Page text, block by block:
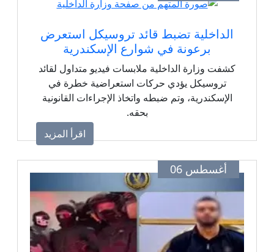
الداخلية تضبط قائد تروسيكل استعرض
برعونة في شوارع الإسكندرية
كشفت وزارة الداخلية ملابسات فيديو متداول لقائد
تروسيكل يؤدي حركات استعراضية خطرة في
الإسكندرية، وتم ضبطه واتخاذ الإجراءات القانونية
بحقه.
اقرأ المزيد
أغسطس 06